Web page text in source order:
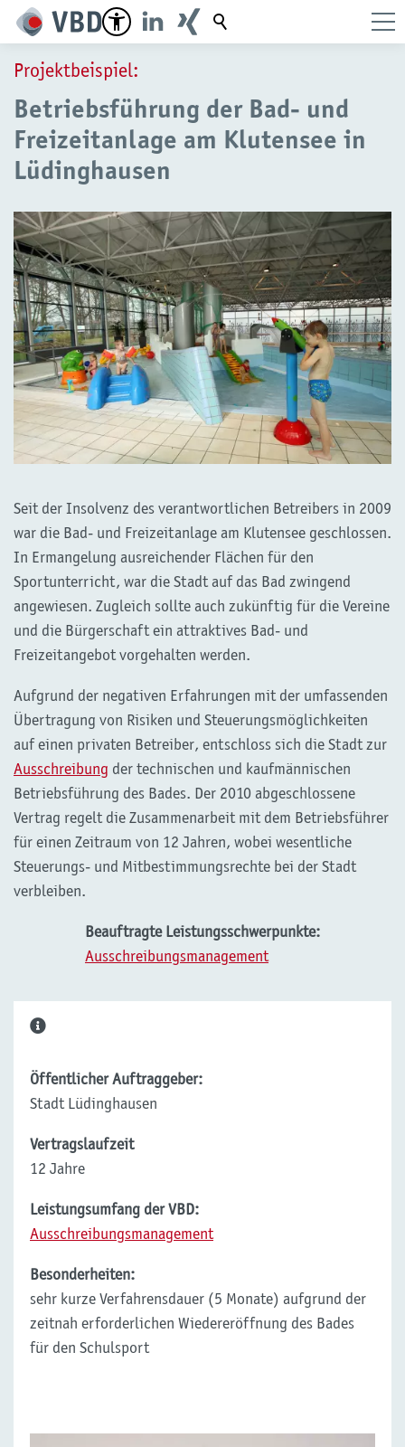
Suchbegriff
Projektbeispiel:
Betriebsführung der Bad- und
Freizeitanlage am Klutensee in
Lüdinghausen
Seit der Insolvenz des verantwortlichen Betreibers in 2009
war die Bad- und Freizeitanlage am Klutensee geschlossen.
In Ermangelung ausreichender Flächen für den
Sportunterricht, war die Stadt auf das Bad zwingend
angewiesen. Zugleich sollte auch zukünftig für die Vereine
und die Bürgerschaft ein attraktives Bad- und
Freizeitangebot vorgehalten werden.
Aufgrund der negativen Erfahrungen mit der umfassenden
Übertragung von Risiken und Steuerungsmöglichkeiten
auf einen privaten Betreiber, entschloss sich die Stadt zur
Ausschreibung der technischen und kaufmännischen
Betriebsführung des Bades. Der 2010 abgeschlossene
Vertrag regelt die Zusammenarbeit mit dem Betriebsführer
für einen Zeitraum von 12 Jahren, wobei wesentliche
Steuerungs- und Mitbestimmungsrechte bei der Stadt
verbleiben.
Beauftragte Leistungsschwerpunkte:
Ausschreibungsmanagement
Öffentlicher Auftraggeber:
Stadt Lüdinghausen
Vertragslaufzeit
12 Jahre
Leistungsumfang der VBD:
Ausschreibungsmanagement
Besonderheiten:
sehr kurze Verfahrensdauer (5 Monate) aufgrund der
zeitnah erforderlichen Wiedereröffnung des Bades
für den Schulsport